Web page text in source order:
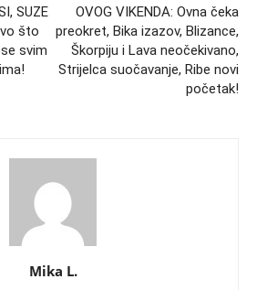
SUZE
što
svim
OVOG VIKENDA: Ovna čeka
preokret, Bika izazov, Blizance,
Škorpiju i Lava neočekivano,
Strijelca suočavanje, Ribe novi
početak!
Mika L.